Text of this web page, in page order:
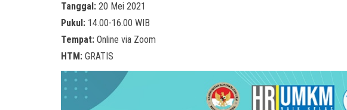
Tanggal: 20 Mei 2021
Pukul: 14.00-16.00 WIB
Tempat: Online via Zoom
HTM: GRATIS